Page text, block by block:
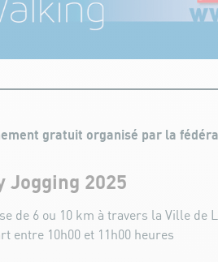
gratuit organisé par la
Jogging 2025
de 6 ou 10 km à travers la Ville de
entre 10h00 et 11h00 heures